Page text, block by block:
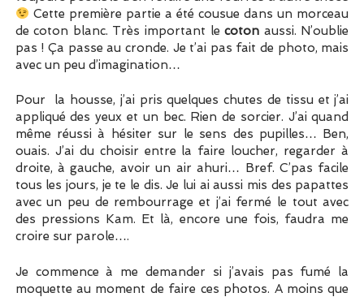
Cette première partie a été cousue dans un morceau
de coton blanc. Très important lecoton aussi. N’oublie
pas ! Ça passe au cronde. Je t’ai pas fait de photo, mais
avec un peu d’imagination…
Pour la housse, j’ai pris quelques chutes de tissu et j’ai
appliqué des yeux et un bec. Rien de sorcier. J’ai quand
même réussi à hésiter sur le sens des pupilles… Ben,
ouais. J’ai du choisir entre la faire loucher, regarder à
droite, à gauche, avoir un air ahuri… Bref. C’pas facile
tous les jours, je te le dis. Je lui ai aussi mis des papattes
avec un peu de rembourrage et j’ai fermé le tout avec
des pressions Kam. Et là, encore une fois, faudra me
croire sur parole….
Je commence à me demander si j’avais pas fumé la
moquette au moment de faire ces photos. A moins que